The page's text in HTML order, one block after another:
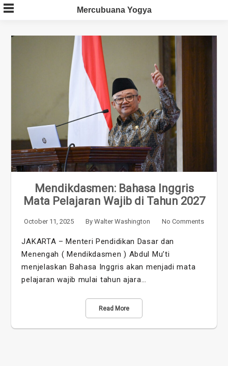
Skip
to
Mercubuana Yogya
Mendikdasmen: Bahasa Inggris
Mata Pelajaran Wajib di Tahun 2027
October 11, 2025 By Walter Washington No Comments
JAKARTA – Menteri Pendidikan Dasar dan
Menengah ( Mendikdasmen ) Abdul Mu’ti
menjelaskan Bahasa Inggris akan menjadi mata
pelajaran wajib mulai tahun ajara…
Read More